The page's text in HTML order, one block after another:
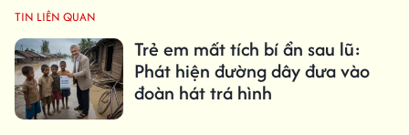
TIN LIÊN QUAN
Trẻ em mất tích bí ẩn sau lũ:
Phát hiện đường dây đưa vào
đoàn hát trá hình